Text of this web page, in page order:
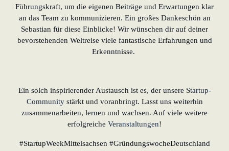
Führungskraft, um die eigenen Beiträge und Erwartungen klar
an das Team zu kommunizieren. Ein großes Dankeschön an
Sebastian für diese Einblicke! Wir wünschen dir auf deiner
bevorstehenden Weltreise viele fantastische Erfahrungen und
Erkenntnisse.
Ein solch inspirierender Austausch ist es, der unsere Startup-
Communitystärkt und voranbringt. Lasst uns weiterhin
zusammenarbeiten, lernen und wachsen. Auf viele weitere
erfolgreiche Veranstaltungen!
#StartupWeekMittelsachsen #GründungswocheDeutschland